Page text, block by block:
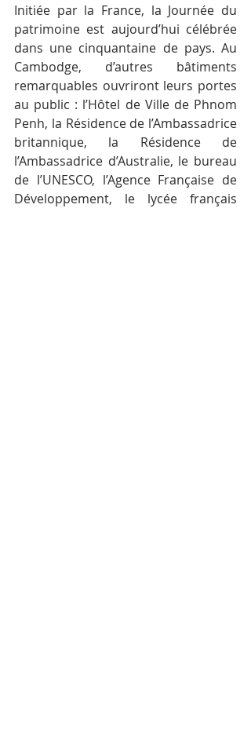
Initiée par la France, la Journée du
patrimoine est aujourd’hui célébrée
dans une cinquantaine de pays. Au
Cambodge, d’autres bâtiments
remarquables ouvriront leurs portes
au public : l’Hôtel de Ville de Phnom
Penh, la Résidence de l’Ambassadrice
britannique, la Résidence de
l’Ambassadrice d’Australie, le bureau
de l’UNESCO, l’Agence Française de
Développement, le lycée français